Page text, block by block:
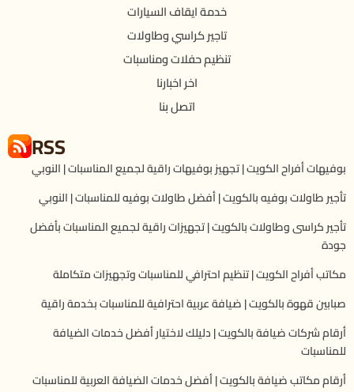
خدمة ايقاف السيارات
تاجير كراسي وطاولات
تنظيم حفلات ومناسبات
اخر اخبارنا
اتصل بنا
RSS
بوفيهات أفراح الكويت | تجهيز بوفيهات راقية لجميع المناسبات | النوبي
تأجير طاولات بوفيه بالكويت | أفضل طاولات بوفيه للمناسبات | النوبي
تأجير كراسى وطاولات بالكويت | تجهيزات راقية لجميع المناسبات بأفضل
جودة
مكاتب أفراح الكويت | تنظيم احترافي للمناسبات وتجهيزات متكاملة
صبابين قهوة بالكويت | ضيافة عربية احترافية للمناسبات بخدمة راقية
أرقام شركات ضيافة بالكويت | دليلك لاختيار أفضل خدمات الضيافة
للمناسبات
أرقام مكاتب ضيافة بالكويت | أفضل خدمات الضيافة العربية للمناسبات